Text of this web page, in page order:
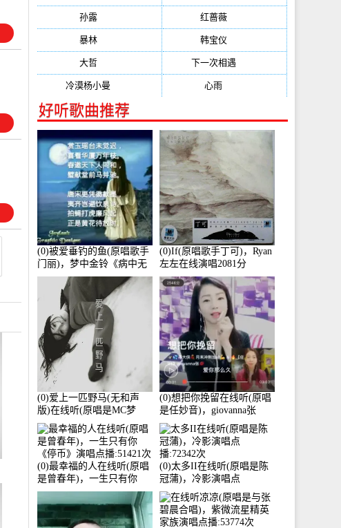
孙露(321) 红蔷薇(311)
暴林(304) 韩宝仪
大哲(247) 下一次相遇
冷漠杨小曼 心雨
好听歌曲推荐
(0)被爱垂钓的鱼(原唱歌手
门丽)，梦中金铃《病中无
法回复大家》在线演唱
3586分
(0)If(原唱歌手丁可)，Ryan
左左在线演唱2081分
(0)爱上一匹野马(无和声
版)在线听(原唱是MC梦
柯)，冰鑫Asce演唱点
播:178815次
(0)想把你挽留在线听(原唱
是任妙音)，giovanna张
【任96】演唱点播:60173次
(0)最幸福的人在线听(原唱
是曾春年)，一生只有你
《停币》演唱点播:51421次
(0)太多II在线听(原唱是陈
冠蒲)，冷影演唱点
播:72342次